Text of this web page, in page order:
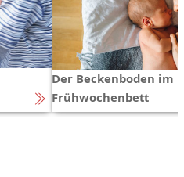
Der Beckenboden im
Frühwochenbett